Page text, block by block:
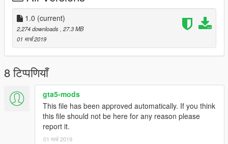
1.0 (current)
2,274 downloads , 27.3 MB
01 मार्च 2019
8 टिप्पणियाँ
gta5-mods
This file has been approved automatically. If you think
this file should not be here for any reason please
report it.
01 मार्च 2019